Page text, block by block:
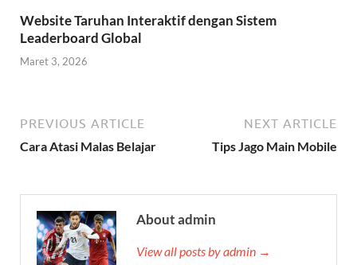
Website Taruhan Interaktif dengan Sistem
Leaderboard Global
Maret 3, 2026
PREVIOUS ARTICLE
Cara Atasi Malas Belajar
NEXT ARTICLE
Tips Jago Main Mobile
About admin
View all posts by admin →